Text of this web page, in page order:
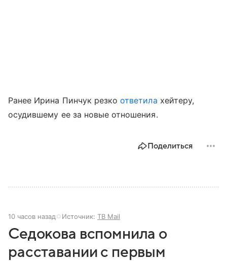
Ранее Ирина Пинчук резкоответила хейтеру,
осудившему ее за новые отношения.
Поделиться
10 часов назад Источник: ТВ Mail
Седокова вспомнила о
расставании с первым